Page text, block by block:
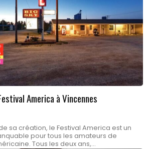
America à Vincennes
sa création, le Festival America est un
pour tous les amateurs de
Tous les deux ans,...